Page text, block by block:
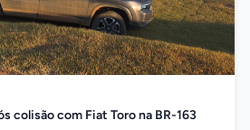
colisão com Fiat Toro na BR-163